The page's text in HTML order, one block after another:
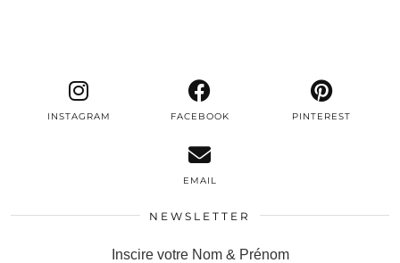
INSTAGRAM FACEBOOK PINTEREST
EMAIL
NEWSLETTER
Inscire votre Nom & Prénom